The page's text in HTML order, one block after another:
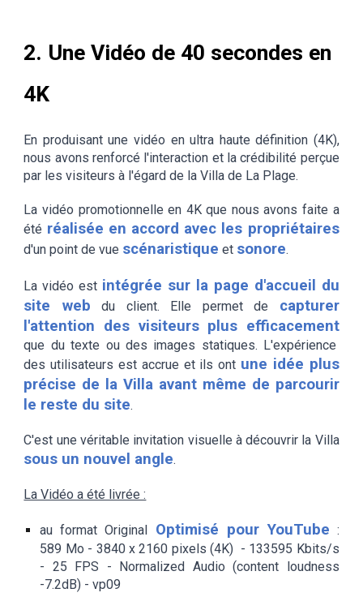
2. Une Vidéo de 40 secondes en
4K
En produisant une vidéo en ultra haute définition (4K),
nous avons renforcé l'interaction et la crédibilité perçue
par les visiteurs à l'égard de la Villa de La Plage.
La vidéo promotionnelle en 4K que nous avons faite a
été réalisée en accord avec les propriétaires
d'un point de vue scénaristique et sonore.
La vidéo est intégrée sur la page d'accueil du
site web du client. Elle permet de capturer
l'attention des visiteurs plus efficacement
que du texte ou des images statiques. L'expérience
des utilisateurs est accrue et ils ont une idée plus
précise de la Villa avant même de parcourir
le reste du site.
C'est une véritable invitation visuelle à découvrir la Villa
sous un nouvel angle.
La Vidéo a été livrée :
au format Original Optimisé pour YouTube :
589 Mo - 3840 x 2160 pixels (4K) - 133595 Kbits/s
- 25 FPS - Normalized Audio (content loudness
-7.2dB) - vp09